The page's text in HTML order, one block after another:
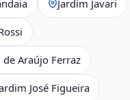
Jardim Javari
Araújo Ferraz
José Figueira